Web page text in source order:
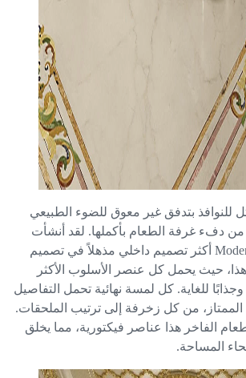
بتدفق غير معوق للضوء الطبيعي
دفء غرفة الطعام بأكملها. لقد أنشأت
Modenese Luxury Interiors أكثر تصميم داخلي مذهلاً في تصميم
حيث يحمل كل عنصر الأسلوب الأكثر
للغاية. كل لمسة نهائية تحمل التفاصيل
من كل زخرفة إلى ترتيب الملحقات.
الفاخر هذا عناصر فيكتورية، مما يخلق
المساحة.